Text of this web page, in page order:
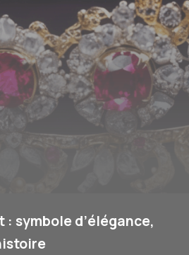
symbole d’élégance,